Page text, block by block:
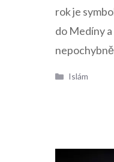
rok je
do Medíny
Rubriky
Islám